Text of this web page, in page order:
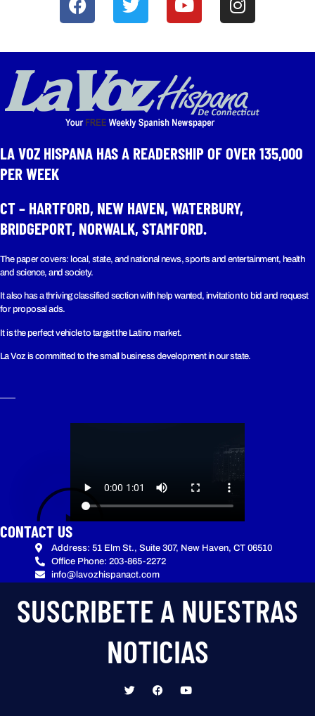
LA VOZ HISPANA HAS A READERSHIP OF OVER 135,000
PER WEEK​
CT – HARTFORD, NEW HAVEN, WATERBURY,
BRIDGEPORT, NORWALK, STAMFORD.
The paper covers: local, state, and national news, sports and entertainment, health
and science, and society.
It also has a thriving classified section with help wanted, invitation to bid and request
for proposal ads.
It is the perfect vehicle to target the Latino market.
La Voz is committed to the small business development in our state.
CONTACT US
Address: 51 Elm St., Suite 307, New Haven, CT 06510
Office Phone: 203-865-2272
info@lavozhispanact.com
SUSCRIBETE A NUESTRAS
NOTICIAS